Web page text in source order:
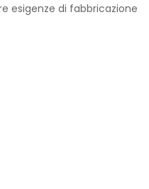
esigenze di fabbricazione